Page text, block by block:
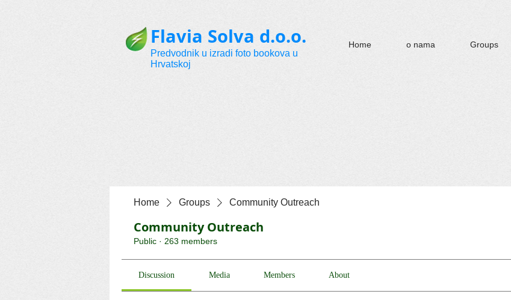
Flavia Solva d.o.o.
Predvodnik u izradi foto bookova u
Hrvatskoj
Home o nama Groups
Home Groups Community Outreach
Community Outreach
Public · 263 members
Discussion Media Members About